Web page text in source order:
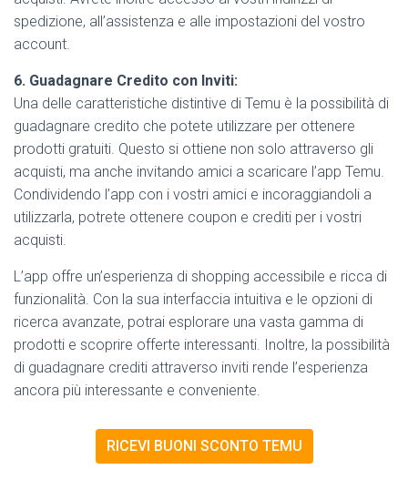
spedizione, all’assistenza e alle impostazioni del vostro
account.
6. Guadagnare Credito con Inviti:
Una delle caratteristiche distintive di Temu è la possibilità di
guadagnare credito che potete utilizzare per ottenere
prodotti gratuiti. Questo si ottiene non solo attraverso gli
acquisti, ma anche invitando amici a scaricare l’app Temu.
Condividendo l’app con i vostri amici e incoraggiandoli a
utilizzarla, potrete ottenere coupon e crediti per i vostri
acquisti.
L’app offre un’esperienza di shopping accessibile e ricca di
funzionalità. Con la sua interfaccia intuitiva e le opzioni di
ricerca avanzate, potrai esplorare una vasta gamma di
prodotti e scoprire offerte interessanti. Inoltre, la possibilità
di guadagnare crediti attraverso inviti rende l’esperienza
ancora più interessante e conveniente.
RICEVI BUONI SCONTO TEMU